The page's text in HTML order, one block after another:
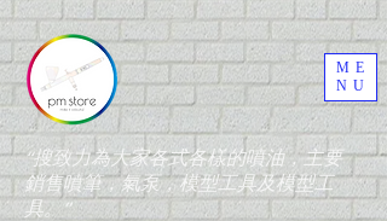
“搜致力為大家各式各樣的噴油，主要
銷售噴筆，氣泵，模型工具及模型工
具。”
ME
NU